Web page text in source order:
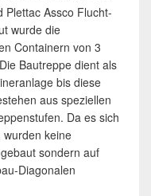
Plettac Assco Flucht-
wurde die
Containern von 3
Bautreppe dient als
bis diese
aus speziellen
Da es sich
keine
sondern auf
Diagonalen